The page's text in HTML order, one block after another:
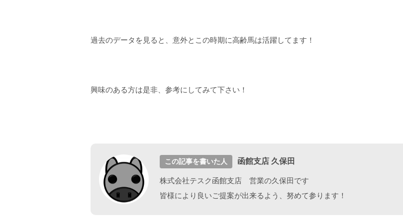
過去のデータを見ると、意外とこの時期に高齢馬は活躍してます！
興味のある方は是非、参考にしてみて下さい！
この記事を書いた人 函館支店 久保田
株式会社テスク函館支店 営業の久保田です
皆様により良いご提案が出来るよう、努めて参ります！